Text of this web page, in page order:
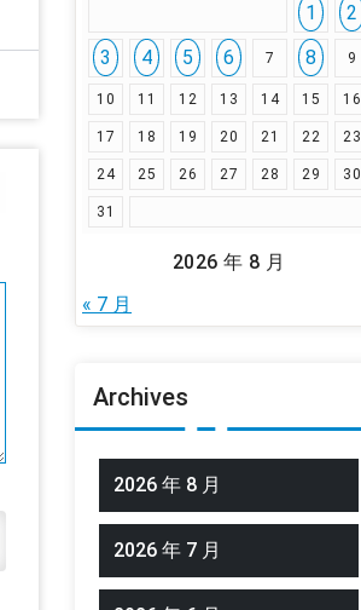
2026 年 8 月
1
2
3
4 5 6 7 8 9
10 11 12 13 14 15 16
17 18 19 20 21 22 23
24 25 26 27 28 29 30
31
« 7 月
Archives
2026 年 8 月
2026 年 7 月